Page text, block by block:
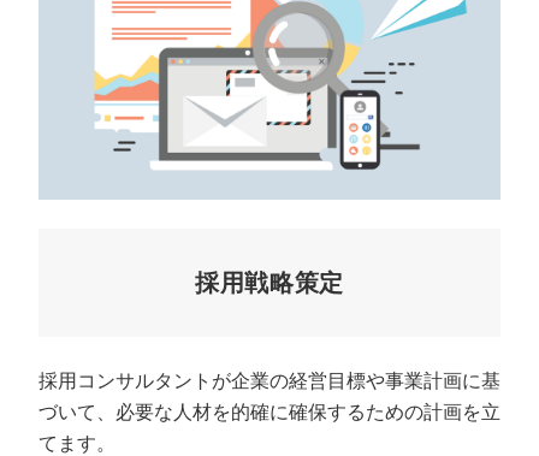
採用戦略策定
採用コンサルタントが企業の経営目標や事業計画に基
づいて、必要な人材を的確に確保するための計画を立
てます。